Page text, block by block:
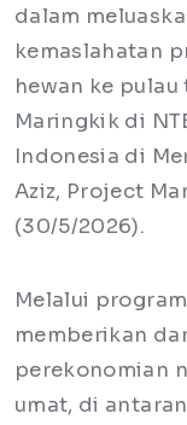
dalam
kemaslahatan
hewan ke
Maringkik di
Indonesia di
Aziz, Project
(30/5/2026).
Melalui
memberikan
perekonomian
umat, di